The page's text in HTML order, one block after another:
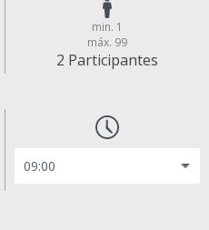
min. 1
máx. 99
2 Participantes